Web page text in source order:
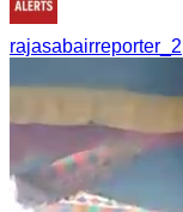
rajasabairreporter_2